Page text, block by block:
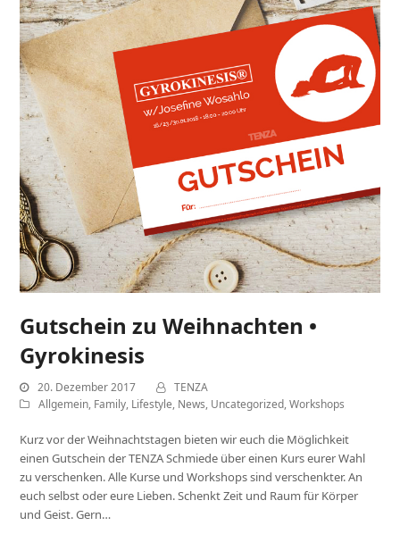
Gutschein zu Weihnachten •
Gyrokinesis
20. Dezember 2017
TENZA
Allgemein, Family, Lifestyle, News, Uncategorized,Workshops
Kurz vor der Weihnachtstagen bieten wir euch die Möglichkeit
einen Gutschein der TENZA Schmiede über einen Kurs eurer Wahl
zu verschenken. Alle Kurse und Workshops sind verschenkter. An
euch selbst oder eure Lieben. Schenkt Zeit und Raum für Körper
und Geist. Gern…